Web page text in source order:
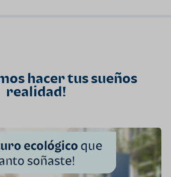
hacer tus sueños
realidad!